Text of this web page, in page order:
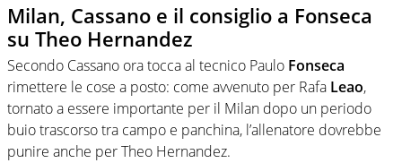
Milan, Cassano e il consiglio a Fonseca
su Theo Hernandez
Secondo Cassano ora tocca al tecnico Paulo Fonseca
rimettere le cose a posto: come avvenuto per Rafa Leao,
tornato a essere importante per il Milan dopo un periodo
buio trascorso tra campo e panchina, l’allenatore dovrebbe
punire anche per Theo Hernandez.